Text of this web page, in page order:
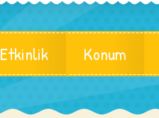
Etkinlik Konum